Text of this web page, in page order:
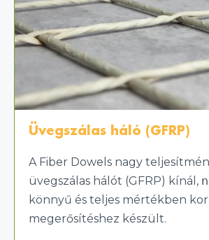
Üvegszálas háló (GFRP)
A Fiber Dowels nagy
üvegszálas hálót (GFRP) kínál,
könnyű és teljes mértékben
megerősítéshez készült.